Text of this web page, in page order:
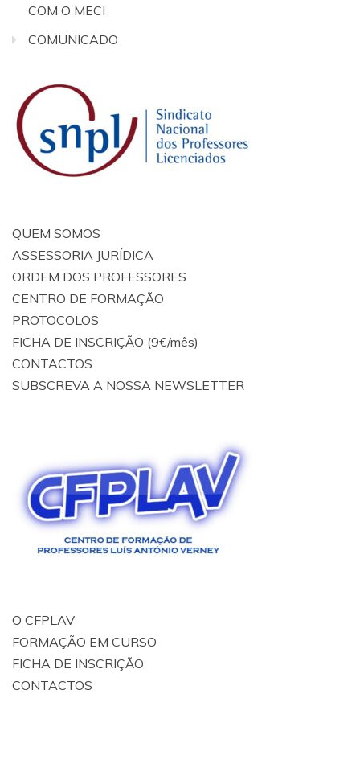
COM O MECI
COMUNICADO
QUEM SOMOS
ASSESSORIA JURÍDICA
ORDEM DOS PROFESSORES
CENTRO DE FORMAÇÃO
PROTOCOLOS
FICHA DE INSCRIÇÃO (9€/mês)
CONTACTOS
SUBSCREVA A NOSSA NEWSLETTER
O CFPLAV
FORMAÇÃO EM CURSO
FICHA DE INSCRIÇÃO
CONTACTOS